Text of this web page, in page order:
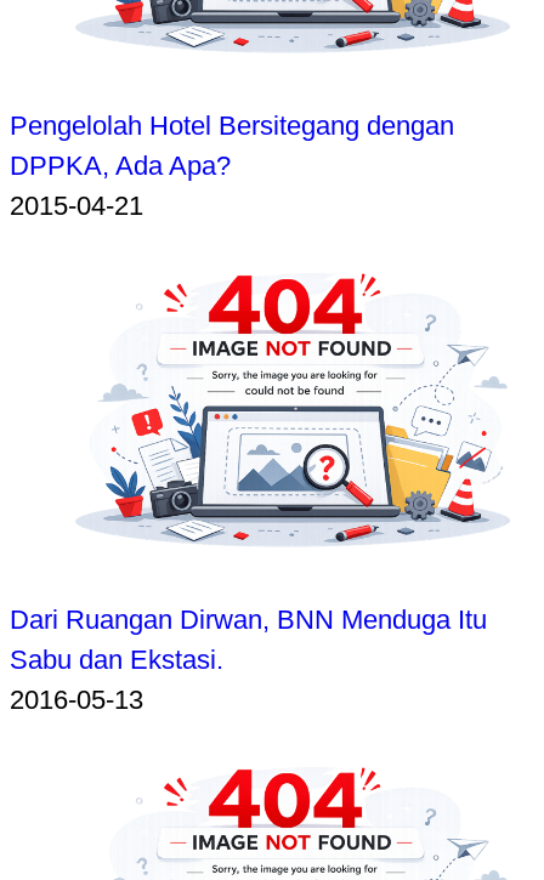
Pengelolah Hotel Bersitegang dengan
DPPKA, Ada Apa?
2015-04-21
Dari Ruangan Dirwan, BNN Menduga Itu
Sabu dan Ekstasi.
2016-05-13